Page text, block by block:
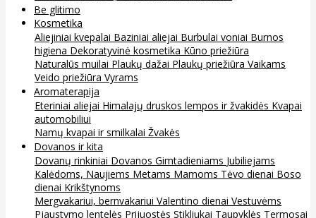
Be glitimo
Kosmetika
Aliejiniai kvepalai Baziniai aliejai Burbulai voniai Burnos
higiena Dekoratyvinė kosmetika Kūno priežiūra
Naturalūs muilai Plaukų dažai Plaukų priežiūra Vaikams
Veido priežiūra Vyrams
Aromaterapija
Eteriniai aliejai Himalajų druskos lempos ir žvakidės Kvapai
automobiliui
Namų kvapai ir smilkalai Žvakės
Dovanos ir kita
Dovanų rinkiniai Dovanos Gimtadieniams Jubiliejams
Kalėdoms, Naujiems Metams Mamoms Tėvo dienai Boso
dienai Krikštynoms
Mergvakariui, bernvakariui Valentino dienai Vestuvėms
Pjaustymo lentelės Prijuostės Stikliukai Taupyklės Termosai